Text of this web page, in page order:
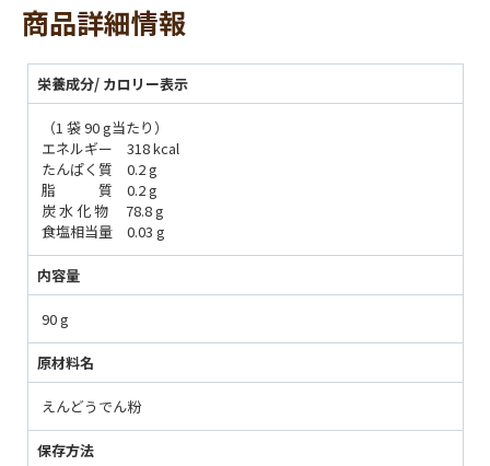
商品詳細情報
栄養成分/ カロリー表示
（1 袋 90 g当たり）
エネルギー 318 kcal
たんぱく質 0.2 g
脂 質 0.2 g
炭 水 化 物 78.8 g
食塩相当量 0.03 g
内容量
90 g
原材料名
えんどうでん粉
保存方法